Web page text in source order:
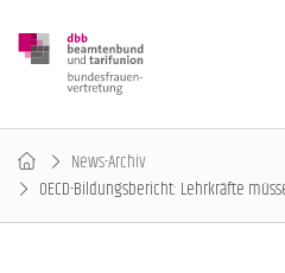
News-Archiv
OECD-Bildungsbericht: Lehrkräfte